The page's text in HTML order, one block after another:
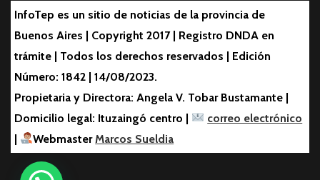
InfoTep es un sitio de noticias de la provincia de
Buenos Aires | Copyright 2017 | Registro DNDA en
trámite | Todos los derechos reservados | Edición
Número: 1842 | 14/08/2023.
Propietaria y Directora: Angela V. Tobar Bustamante |
Domicilio legal: Ituzaingó centro |
correo electrónico
|
Webmaster Marcos Sueldia